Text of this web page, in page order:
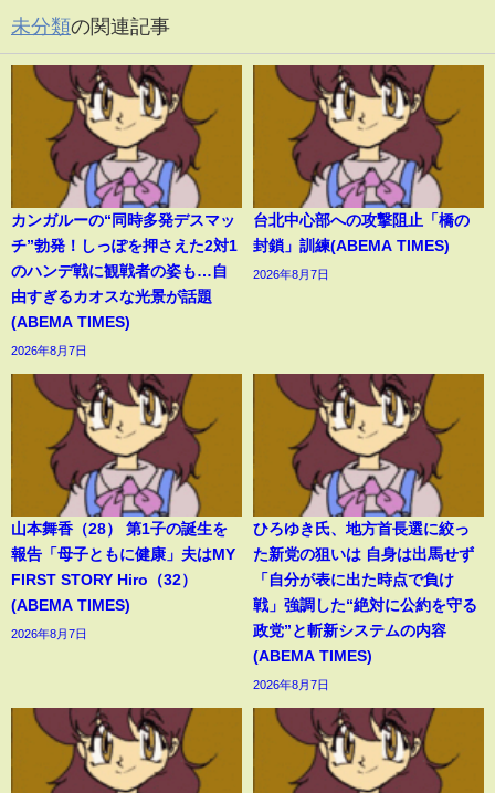
未分類の関連記事
カンガルーの“同時多発デスマッ
チ”勃発！しっぽを押さえた2対1
のハンデ戦に観戦者の姿も…自
由すぎるカオスな光景が話題
(ABEMA TIMES)
2026年8月7日
台北中心部への攻撃阻止「橋の
封鎖」訓練(ABEMA TIMES)
2026年8月7日
山本舞香（28） 第1子の誕生を
報告「母子ともに健康」夫はMY
FIRST STORY Hiro（32）
(ABEMA TIMES)
2026年8月7日
ひろゆき氏、地方首長選に絞っ
た新党の狙いは 自身は出馬せず
「自分が表に出た時点で負け
戦」強調した“絶対に公約を守る
政党”と斬新システムの内容
(ABEMA TIMES)
2026年8月7日